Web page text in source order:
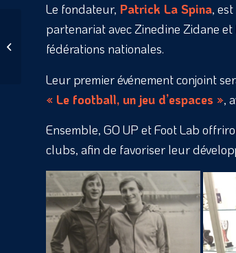
Le fondateur, Patrick La Spina,
partenariat avec Zinedine Zidane
fédérations nationales.
Leur premier événement conjoint
« Le football, un jeu d’espaces »,
Ensemble, GO UP et Foot Lab
clubs, afin de favoriser leur
Visite surprise de
Zinedine Zidane